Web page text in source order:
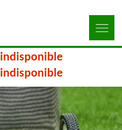
indisponible
indisponible